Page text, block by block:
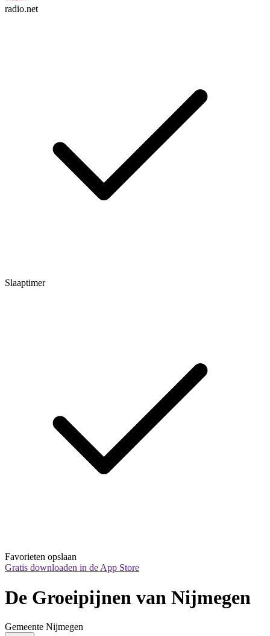
radio.net
Slaaptimer
Favorieten opslaan
Gratis downloaden in de App Store
De Groeipijnen van Nijmegen
Gemeente Nijmegen